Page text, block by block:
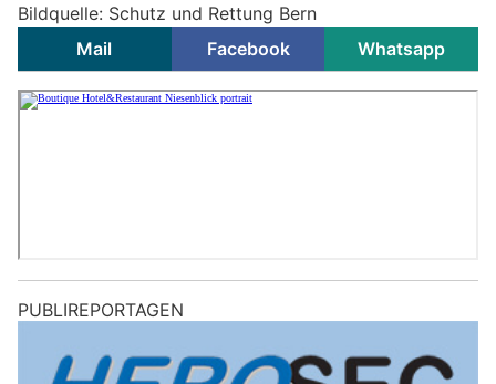
Bildquelle: Schutz und Rettung Bern
Mail
Facebook Whatsapp
PUBLIREPORTAGEN